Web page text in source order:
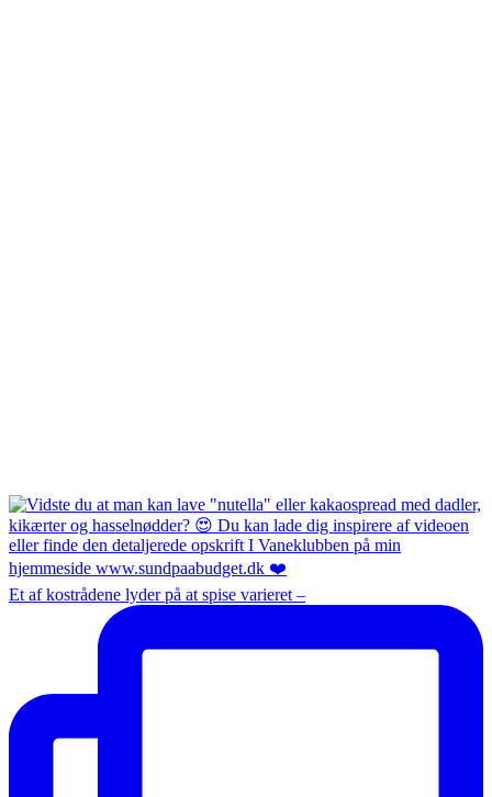
Et af kostrådene lyder på at spise varieret –